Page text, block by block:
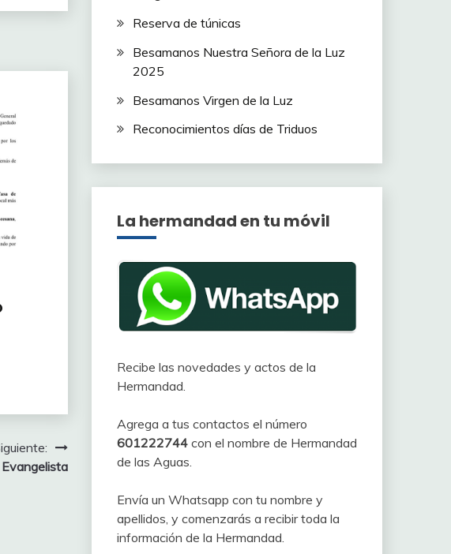
Reserva de túnicas
Besamanos Nuestra Señora de la Luz
2025
Besamanos Virgen de la Luz
Reconocimientos días de Triduos
La hermandad en tu móvil
Recibe las novedades y actos de la
Hermandad.
Agrega a tus contactos el número
601222744con el nombre de Hermandad
de las Aguas.
Envía un Whatsapp con tu nombre y
apellidos, y comenzarás a recibir toda la
información de la Hermandad.